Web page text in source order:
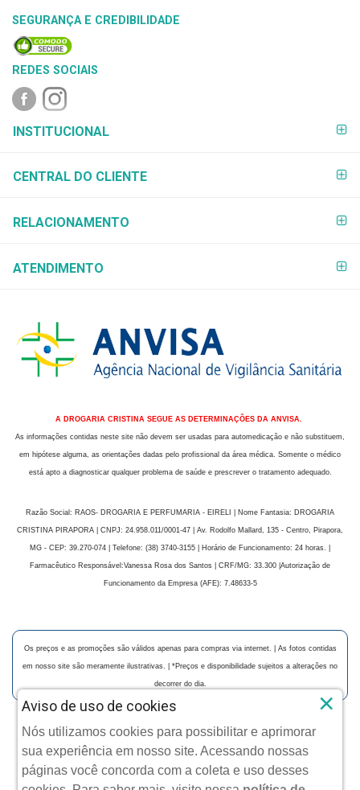
SEGURANÇA E CREDIBILIDADE
REDES SOCIAIS
PAGAMENTO
INSTITUCIONAL
CENTRAL DO CLIENTE
RELACIONAMENTO
ATENDIMENTO
A DROGARIA CRISTINA SEGUE AS DETERMINAÇÕES DA ANVISA.
As informações contidas neste site não devem ser usadas para automedicação e não substituem,
em hipótese alguma, as orientações dadas pelo profissional da área médica. Somente o médico
está apto a diagnosticar qualquer problema de saúde e prescrever o tratamento adequado.
Razão Social: RAOS- DROGARIA E PERFUMARIA - EIRELI | Nome Fantasia: DROGARIA
CRISTINA PIRAPORA | CNPJ: 24.958.011/0001-47 | Av. Rodolfo Mallard, 135 - Centro, Pirapora,
MG - CEP: 39.270-074 | Telefone: (38) 3740-3155 | Horário de Funcionamento: 24 horas. |
Farmacêutico Responsável:Vanessa Rosa dos Santos | CRF/MG: 33.300 |Autorização de
Funcionamento da Empresa (AFE): 7.48633-5
Os preços e as promoções são válidos apenas para compras via internet. | As fotos contidas
em nosso site são meramente ilustrativas. | *Preços e disponibilidade sujeitos a alterações no
decorrer do dia.
Copyright © 2024 Drogaria Cristina - Todos os direitos
reservados.
Aviso de uso de cookies
Nós utilizamos cookies para possibilitar e aprimorar
sua experiência em nosso site. Acessando nossas
páginas você concorda com a coleta e uso desses
×